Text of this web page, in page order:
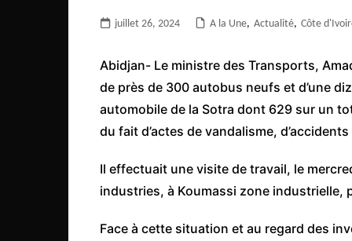
Centrafrique
Côte d’Ivoire
Egypte
Gabon
Ghana
juillet 26, 2024 A la Une, Actualité, Côte
Abidjan- Le ministre des Transports,
de près de 300 autobus neufs et d’une
automobile de la Sotra dont 629 sur un
du fait d’actes de vandalisme,
Il effectuait une visite de travail, le
industries, à Koumassi zone industrielle,
Face à cette situation et au regard des